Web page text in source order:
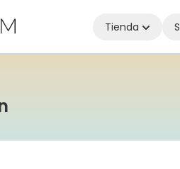
Tienda
eSIM | Mantente